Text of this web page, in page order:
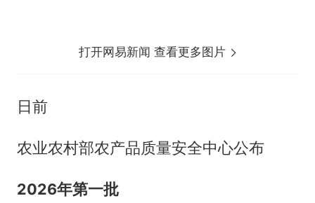
打开网易新闻 查看更多图片
日前
农业农村部农产品质量安全中心公布
2026年第一批